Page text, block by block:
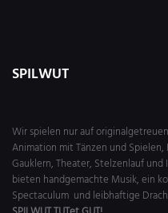
SPILWUT
Wir spielen nur auf
Animation mit Tänzen und
Gauklern, Theater, Stelzenlauf
bieten handgemachte Musik, ein
Spectaculum und leibhaftige